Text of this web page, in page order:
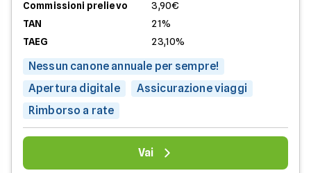
Commissioni prelievo
3,90€
TAN
21%
TAEG
23,10%
Nessun canone annuale per sempre!
Apertura digitale
Assicurazione viaggi
Rimborso a rate
Vai